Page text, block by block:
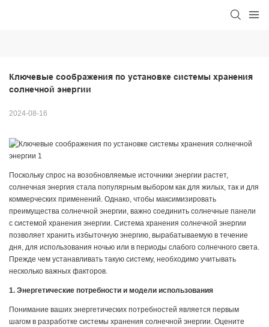
Ключевые соображения по установке системы хранения
солнечной энергии
2024-08-16
Поскольку спрос на возобновляемые источники энергии растет,
солнечная энергия стала популярным выбором как для жилых, так и для
коммерческих применений. Однако, чтобы максимизировать
преимущества солнечной энергии, важно соединить солнечные панели
с системой хранения энергии. Система хранения солнечной энергии
позволяет хранить избыточную энергию, вырабатываемую в течение
дня, для использования ночью или в периоды слабого солнечного света.
Прежде чем устанавливать такую ​​систему, необходимо учитывать
несколько важных факторов.
1. Энергетические потребности и модели использования
Понимание ваших энергетических потребностей является первым
шагом в разработке системы хранения солнечной энергии. Оцените